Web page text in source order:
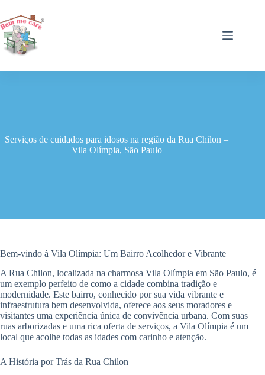
para
o
conteúdo
Serviços de cuidados para idosos na região da Rua Chilon –
Vila Olímpia, São Paulo
Bem-vindo à Vila Olímpia: Um Bairro Acolhedor e Vibrante
A Rua Chilon, localizada na charmosa Vila Olímpia em São Paulo, é
um exemplo perfeito de como a cidade combina tradição e
modernidade. Este bairro, conhecido por sua vida vibrante e
infraestrutura bem desenvolvida, oferece aos seus moradores e
visitantes uma experiência única de convivência urbana. Com suas
ruas arborizadas e uma rica oferta de serviços, a Vila Olímpia é um
local que acolhe todas as idades com carinho e atenção.
A História por Trás da Rua Chilon